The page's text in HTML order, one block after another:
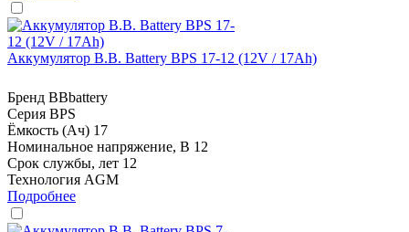
Аккумулятор B.B. Battery BPS 17-12 (12V / 17Ah)
Бренд BBbattery
Серия BPS
Ёмкость (Ач) 17
Номинальное напряжение, В 12
Срок службы, лет 12
Технология AGM
Подробнее